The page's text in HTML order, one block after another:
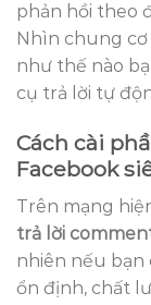
phản hồi theo
Nhìn chung
như thế nào
cụ trả lời tự
Cách cài
Facebook
Trên mạng
trả lời
nhiên nếu bạn
ổn định, chất